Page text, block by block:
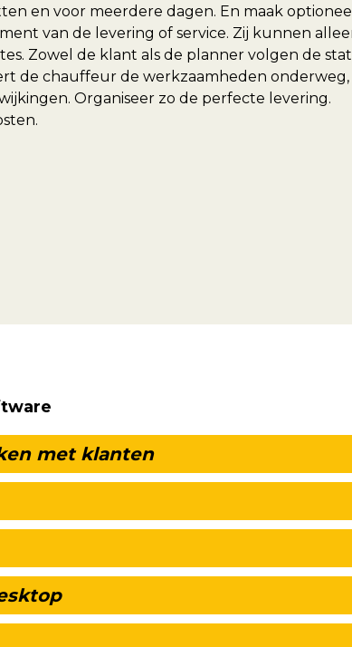
en voor meerdere dagen. En maak
van de levering of service. Zij kunnen
Zowel de klant als de planner volgen de
de chauffeur de werkzaamheden onderweg,
Organiseer zo de perfecte levering.
met klanten